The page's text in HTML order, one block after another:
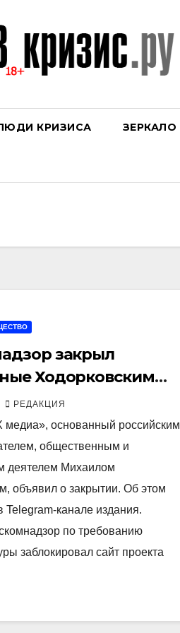
КРИЗИСА ЗЕРКАЛО
закрыл
Ходорковским
издания
и «Открытые
РЕДАКЦИЯ
основанный российским
общественным и
деятелем Михаилом
объявил о закрытии. Об этом
Telegram-канале издания.
по требованию
заблокировал сайт проекта